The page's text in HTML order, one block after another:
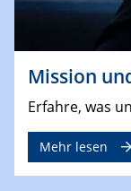
Mission
Erfahre, was
Mehr lesen